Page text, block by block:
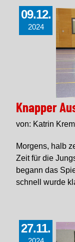
09.12.
2024
Knapper
von: Katrin
Morgens, halb
Zeit für die
begann das
schnell wurde
27.11.